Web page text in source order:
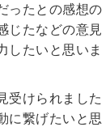
ったとの感想の
じたなどの意見
したいと思いま
受けられました
に繋げたいと思